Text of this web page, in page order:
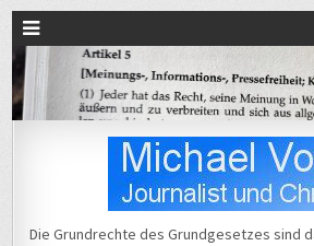
Michael Voß
Die Grundrechte des Grundgesetzes sind